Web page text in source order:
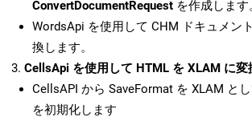
ConvertDocumentRequest を作成します
WordsApi を使用して CHM ドキュメン
換します。
CellsApi を使用して HTML を XLAM に変
CellsAPI から SaveFormat を XLAM と
を初期化します